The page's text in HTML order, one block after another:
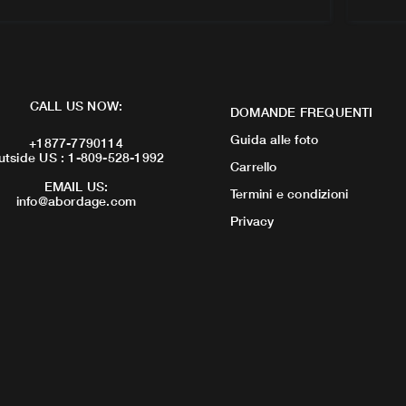
CALL US NOW:
+1877-7790114
US : 1-809-528-1992
EMAIL US:
info@abordage.com
DOMANDE FREQUENTI
Guida alle foto
Carrello
Termini e condizioni
Privacy